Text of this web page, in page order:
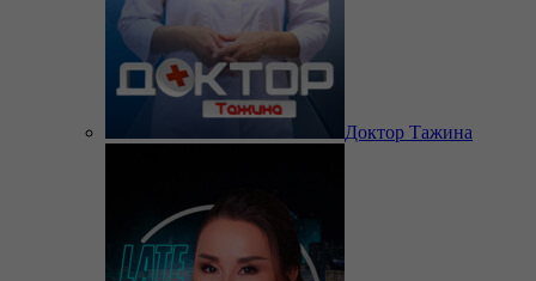
Доктор Тажина